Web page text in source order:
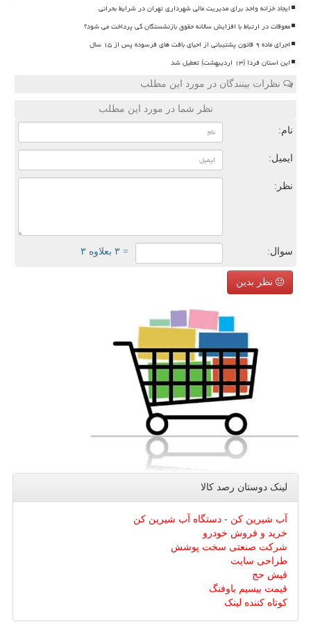
ایجاد خزانه واحد برای مدیریت مالی شهرداری تهران در شرایط بحرانی
معوقات در ارتباط با افزایش سالانه حقوق بازنشستگان کی پرداخت می شود؟
اجرای ماده ۹ قانون پشتیبانی از احیای بافت های فرسوده پس از ۱۵ سال
این استان فردا (۱۳ اردیبهشت) تعطیل شد
نظرات بینندگان در مورد این مطلب
نظر شما در مورد این مطلب
نام:
ایمیل:
نظر:
سوال: = ۳ بعلاوه ۳
نظر بدین
لینک دوستان رصد كالا
آب شیرین کن - دستگاه آب شیرین کن
خرید و فروش خودرو
شرکت صنعتی سخت پوشش
طراحی سایت
فیش حج
قیمت بیسیم باوفنگ
کوتاه کننده لینک